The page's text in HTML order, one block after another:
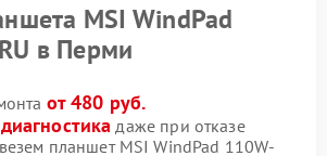
MSI WindPad
в Перми
от 480 руб.
даже при отказе
планшет MSI WindPad 110W-